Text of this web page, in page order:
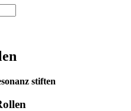
stiften